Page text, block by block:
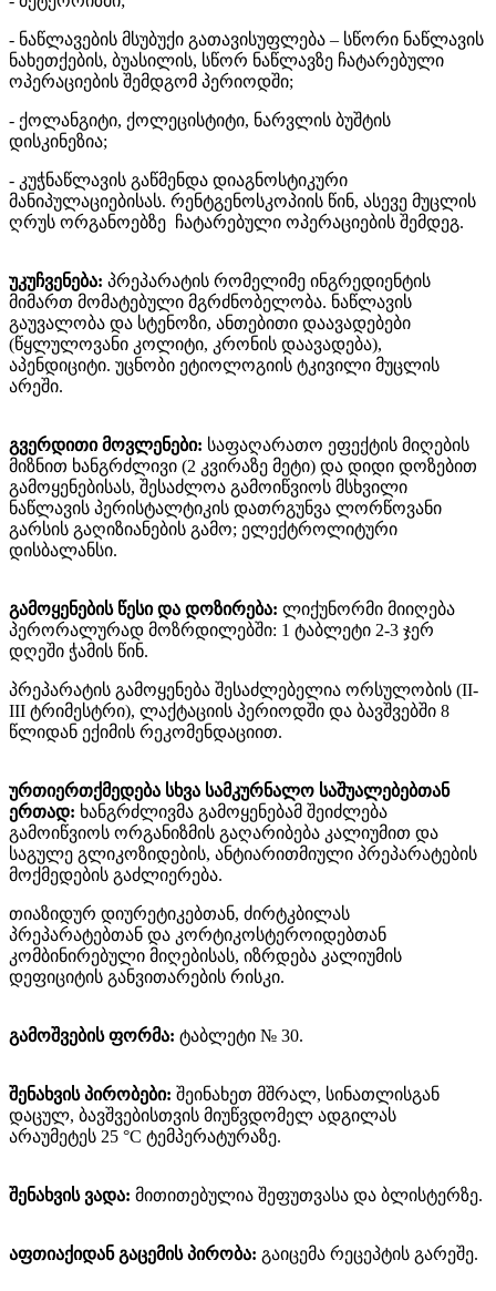
- ნაწლავების მსუბუქი გათავისუფლება – სწორი ნაწლავის
ნახეთქების, ბუასილის, სწორ ნაწლავზე ჩატარებული
ოპერაციების შემდგომ პერიოდში;
- ქოლანგიტი, ქოლეცისტიტი, ნარვლის ბუშტის
დისკინეზია;
- კუჭნაწლავის გაწმენდა დიაგნოსტიკური
მანიპულაციებისას. რენტგენოსკოპიის წინ, ასევე მუცლის
ღრუს ორგანოებზე ჩატარებული ოპერაციების შემდეგ.
უკუჩვენება: პრეპარატის რომელიმე ინგრედიენტის
მიმართ მომატებული მგრძნობელობა. ნაწლავის
გაუვალობა და სტენოზი, ანთებითი დაავადებები
(წყლულოვანი კოლიტი, კრონის დაავადება),
აპენდიციტი. უცნობი ეტიოლოგიის ტკივილი მუცლის
არეში.
გვერდითი მოვლენები: საფაღარათო ეფექტის მიღების
მიზნით ხანგრძლივი (2 კვირაზე მეტი) და დიდი დოზებით
გამოყენებისას, შესაძლოა გამოიწვიოს მსხვილი
ნაწლავის პერისტალტიკის დათრგუნვა ლორწოვანი
გარსის გაღიზიანების გამო; ელექტროლიტური
დისბალანსი.
გამოყენების წესი და დოზირება: ლიქუნორმი მიიღება
პერორალურად მოზრდილებში: 1 ტაბლეტი 2-3 ჯერ
დღეში ჭამის წინ.
პრეპარატის გამოყენება შესაძლებელია ორსულობის (II-
III ტრიმესტრი), ლაქტაციის პერიოდში და ბავშვებში 8
წლიდან ექიმის რეკომენდაციით.
ურთიერთქმედება სხვა სამკურნალო საშუალებებთან
ერთად: ხანგრძლივმა გამოყენებამ შეიძლება
გამოიწვიოს ორგანიზმის გაღარიბება კალიუმით და
საგულე გლიკოზიდების, ანტიარითმიული პრეპარატების
მოქმედების გაძლიერება.
თიაზიდურ დიურეტიკებთან, ძირტკბილას
პრეპარატებთან და კორტიკოსტეროიდებთან
კომბინირებული მიღებისას, იზრდება კალიუმის
დეფიციტის განვითარების რისკი.
გამოშვების ფორმა: ტაბლეტი № 30.
შენახვის პირობები: შეინახეთ მშრალ, სინათლისგან
დაცულ, ბავშვებისთვის მიუწვდომელ ადგილას
არაუმეტეს 25 °C ტემპერატურაზე.
შენახვის ვადა: მითითებულია შეფუთვასა და ბლისტერზე.
აფთიაქიდან გაცემის პირობა: გაიცემა რეცეპტის გარეშე.